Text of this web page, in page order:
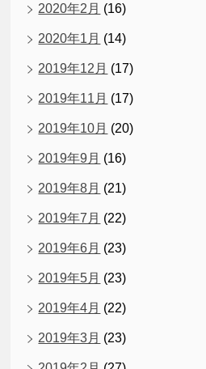
2020年2月 (16)
2020年1月 (14)
2019年12月 (17)
2019年11月 (17)
2019年10月 (20)
2019年9月 (16)
2019年8月 (21)
2019年7月 (22)
2019年6月 (23)
2019年5月 (23)
2019年4月 (22)
2019年3月 (23)